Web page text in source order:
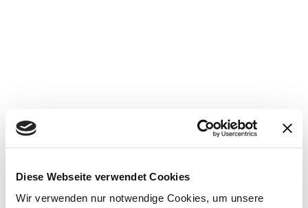
Diese Webseite verwendet Cookies
Wir verwenden nur notwendige Cookies, um unsere